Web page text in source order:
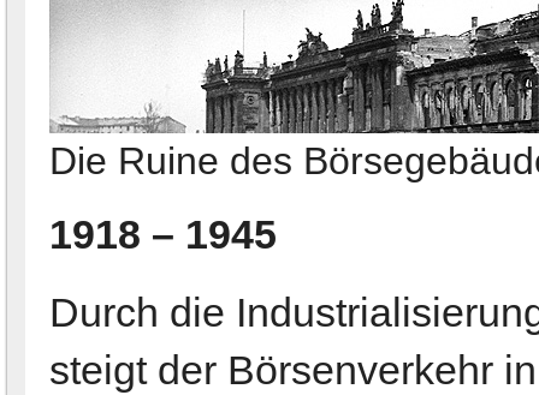
Die Ruine des
1918 – 1945
Durch die
steigt der Börsenverkehr